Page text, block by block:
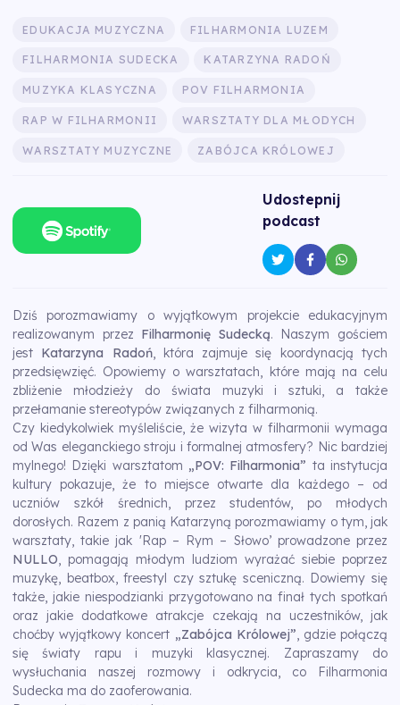
EDUKACJA MUZYCZNA FILHARMONIA LUZEM
FILHARMONIA SUDECKA KATARZYNA RADOŃ
MUZYKA KLASYCZNA POV FILHARMONIA
RAP W FILHARMONII WARSZTATY DLA MŁODYCH
WARSZTATY MUZYCZNE ZABÓJCA KRÓLOWEJ
Udostepnij
podcast
Dziś porozmawiamy o wyjątkowym projekcie edukacyjnym
realizowanym przez Filharmonię Sudecką. Naszym gościem
jest Katarzyna Radoń, która zajmuje się koordynacją tych
przedsięwzięć. Opowiemy o warsztatach, które mają na celu
zbliżenie młodzieży do świata muzyki i sztuki, a także
przełamanie stereotypów związanych z filharmonią.
Czy kiedykolwiek myśleliście, że wizyta w filharmonii wymaga
od Was eleganckiego stroju i formalnej atmosfery? Nic bardziej
mylnego! Dzięki warsztatom „POV: Filharmonia” ta instytucja
kultury pokazuje, że to miejsce otwarte dla każdego – od
uczniów szkół średnich, przez studentów, po młodych
dorosłych. Razem z panią Katarzyną porozmawiamy o tym, jak
warsztaty, takie jak 'Rap – Rym – Słowo’ prowadzone przez
NULLO, pomagają młodym ludziom wyrażać siebie poprzez
muzykę, beatbox, freestyl czy sztukę sceniczną. Dowiemy się
także, jakie niespodzianki przygotowano na finał tych spotkań
oraz jakie dodatkowe atrakcje czekają na uczestników, jak
choćby wyjątkowy koncert „Zabójca Królowej”, gdzie połączą
się światy rapu i muzyki klasycznej. Zapraszamy do
wysłuchania naszej rozmowy i odkrycia, co Filharmonia
Sudecka ma do zaoferowania.